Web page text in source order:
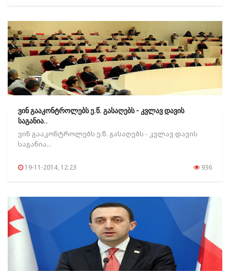
ვინ გააკონტროლებს ე.წ. გასაღებს - კვლავ დავის
საგანია..
ვინ გააკონტროლებს ე.წ. გასაღებს - კვლავ დავის
საგანია...
19-11-2014, 12:23 936